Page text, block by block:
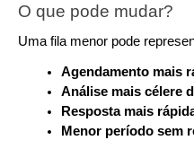
O que pode mudar?
Uma fila menor pode
Agendamento mais
Análise mais célere
Resposta mais
Menor período sem